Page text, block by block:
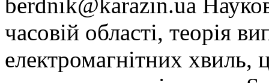
часовій області, теорія
електромагнітних хвиль,